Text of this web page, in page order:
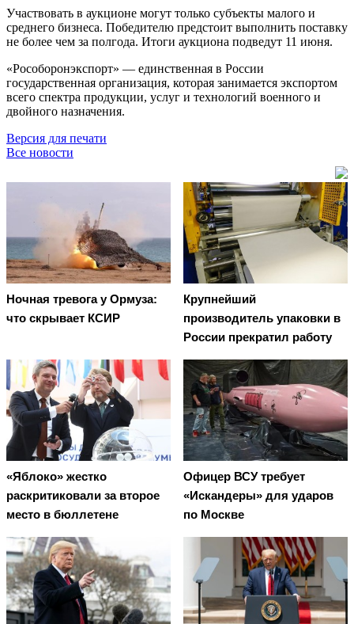
Участвовать в аукционе могут только субъекты малого и
среднего бизнеса. Победителю предстоит выполнить поставку
не более чем за полгода. Итоги аукциона подведут 11 июня.
«Рособоронэкспорт» — единственная в России
государственная организация, которая занимается экспортом
всего спектра продукции, услуг и технологий военного и
двойного назначения.
Версия для печати
Все новости
Ночная тревога у Ормуза:
что скрывает КСИР
Крупнейший
производитель упаковки в
России прекратил работу
«Яблоко» жестко
раскритиковали за второе
место в бюллетене
Офицер ВСУ требует
«Искандеры» для ударов
по Москве